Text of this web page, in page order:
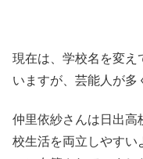
現在は、学校名を変え
いますが、芸能人が多
仲里依紗さんは日出高
校生活を両立しやすい